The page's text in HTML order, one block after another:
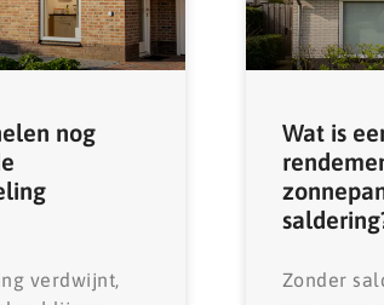
nog
verdwijnt,
Wat is
Zonder